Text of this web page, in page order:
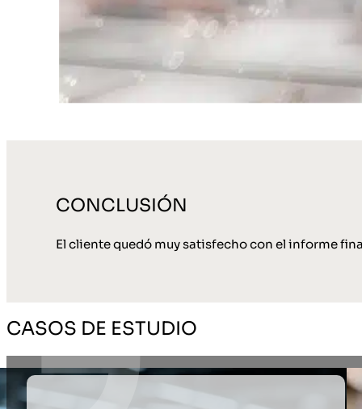
CONCLUSIÓN
El cliente quedó muy satisfecho con el informe
CASOS DE ESTUDIO